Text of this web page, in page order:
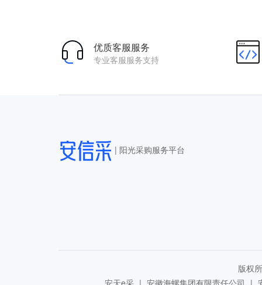
优质客服服务
专业客服服务支持
| 阳光采购服务平台
版权
安天e采 | 安徽海螺集团有限责任公司 |